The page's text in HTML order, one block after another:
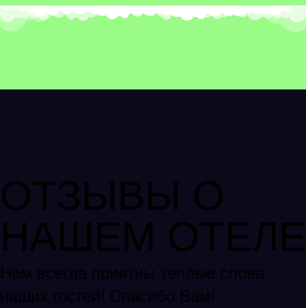
ОТЗЫВЫ О
НАШЕМ ОТЕЛЕ
Нам всегда приятны теплые слова
наших гостей! Спасибо Вам!